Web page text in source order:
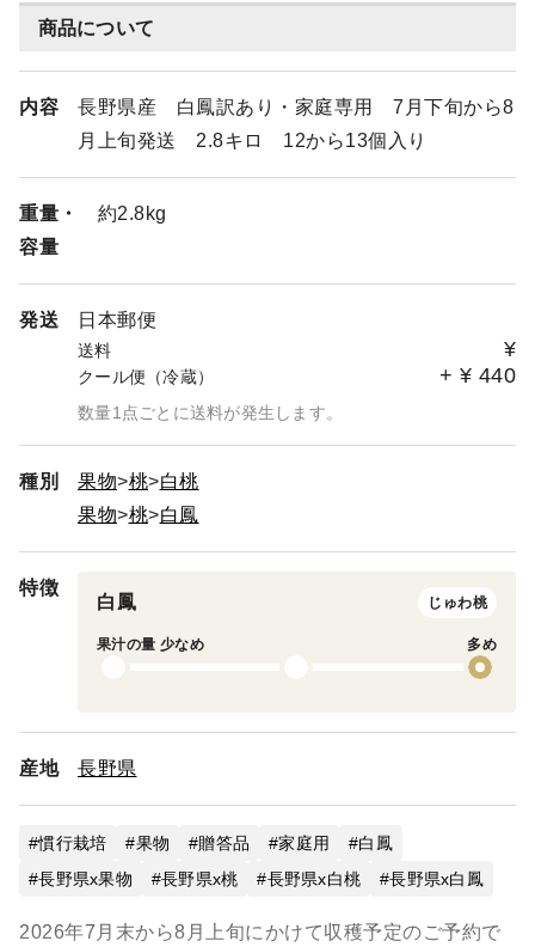
商品について
内容
長野県産 白鳳訳あり・家庭専用 7月下旬から8
月上旬発送 2.8キロ 12から13個入り
重量・
容量
約2.8kg
発送 日本郵便
送料 ¥
クール便（冷蔵） + ¥ 440
数量1点ごとに送料が発生します。
種別 果物 桃
白桃
果物
桃 白鳳
特徴
白鳳 じゅわ桃
果汁の量 少なめ 多め
産地 長野県
慣行栽培 果物 贈答品 家庭用
白鳳
長野県x果物
長野県x桃 長野県x白桃 長野県x白鳳
2026年7月末から8月上旬にかけて収穫予定のご予約で